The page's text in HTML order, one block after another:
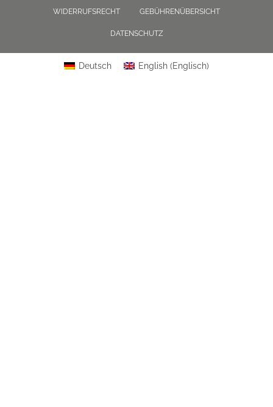
WIDERRUFSRECHT GEBÜHRENÜBERSICHT
DATENSCHUTZ
Deutsch English(Englisch)